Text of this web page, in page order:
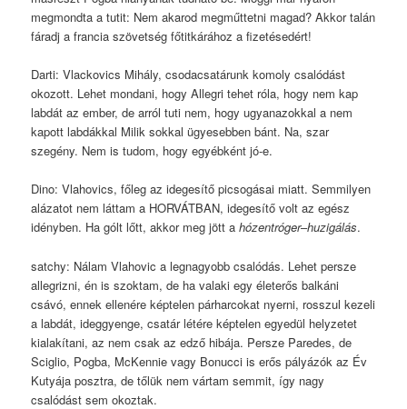
megmondta a tutit: Nem akarod megműttetni magad? Akkor talán
fáradj a francia szövetség főtitkárához a fizetésedért!
Darti: Vlackovics Mihály, csodacsatárunk komoly csalódást
okozott. Lehet mondani, hogy Allegri tehet róla, hogy nem kap
labdát az ember, de arról tuti nem, hogy ugyanazokkal a nem
kapott labdákkal Milik sokkal ügyesebben bánt. Na, szar
szegény. Nem is tudom, hogy egyébként jó-e.
Dino: Vlahovics, főleg az idegesítő picsogásai miatt. Semmilyen
alázatot nem láttam a HORVÁTBAN, idegesítő volt az egész
idényben. Ha gólt lőtt, akkor meg jött ahózentróger–huzigálás.
satchy: Nálam Vlahovic a legnagyobb csalódás. Lehet persze
allegrizni, én is szoktam, de ha valaki egy életerős balkáni
csávó, ennek ellenére képtelen párharcokat nyerni, rosszul kezeli
a labdát, ideggyenge, csatár létére képtelen egyedül helyzetet
kialakítani, az nem csak az edző hibája. Persze Paredes, de
Sciglio, Pogba, McKennie vagy Bonucci is erős pályázók az Év
Kutyája posztra, de tőlük nem vártam semmit, így nagy
csalódást sem okoztak.